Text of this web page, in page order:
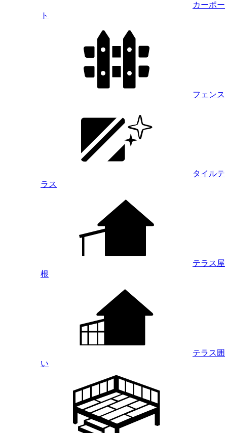
カーポー
ト
フェンス
タイルテ
ラス
テラス屋
根
テラス囲
い